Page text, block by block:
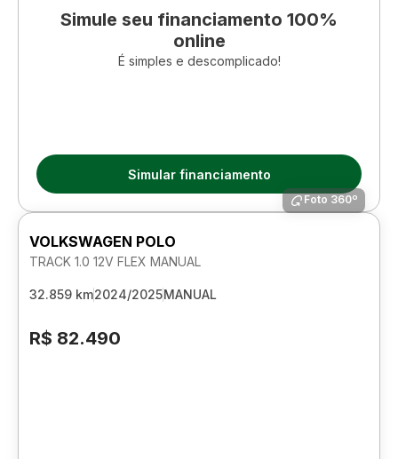
Simule seu financiamento 100%
online
É simples e descomplicado!
Simular financiamento
Foto 360º
VOLKSWAGEN POLO
TRACK 1.0 12V FLEX MANUAL
32.859 km2024/2025MANUAL
R$ 82.490